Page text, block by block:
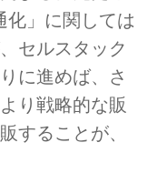
化」に関しては
セルスタック
に進めば、さ
り戦略的な販
することが、